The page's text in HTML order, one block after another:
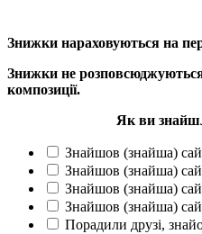
Знижки нараховуються на
Знижки не розповсюджуються
композиції.
Як ви
Знайшов (знайша)
Знайшов (знайша)
Знайшов (знайша)
Знайшов (знайша)
Порадили друзі,